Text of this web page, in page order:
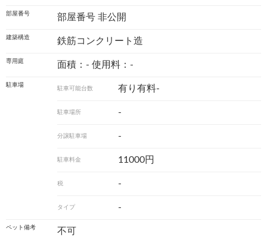
部屋番号 部屋番号 非公開
建築構造 鉄筋コンクリート造
専用庭 面積：- 使用料：-
駐車場
駐車可能台数 有り有料-
駐車場所 -
分譲駐車場 -
駐車料金 11000円
税 -
タイプ -
ペット備考 不可